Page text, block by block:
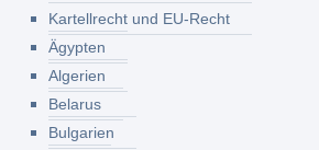
Kartellrecht und EU-Recht
Ägypten
Algerien
Belarus
Bulgarien